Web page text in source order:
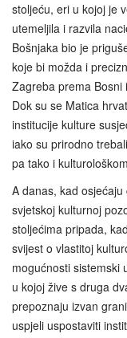
stoljeću, eri u kojoj je
utemeljila i razvila
Bošnjaka bio je
koje bi možda i
Zagreba prema Bosni
Dok su se Matica
institucije kulture
iako su prirodno
pa tako i
A danas, kad
svjetskoj kulturnoj
stoljećima pripada,
svijest o vlastitoj
mogućnosti sistemski
u kojoj žive s druga
prepoznaju izvan
uspjeli uspostaviti